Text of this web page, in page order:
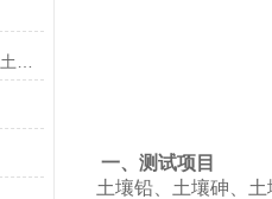
一、测试项目
土壤铅、土壤砷、